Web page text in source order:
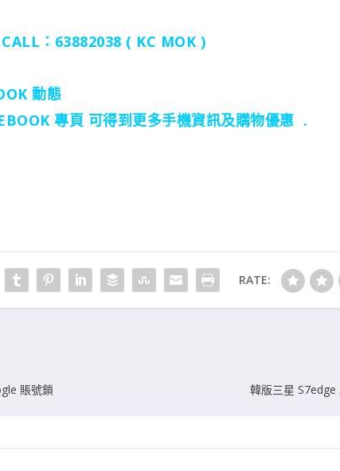
：63882038 ( KC MOK )
動態
專頁 可得到更多手機資訊及購物優惠 .
RATE:
賬號鎖 韓版三星